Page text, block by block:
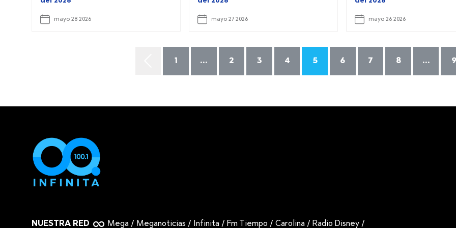
mayo 28 2026 mayo 27 2026 mayo 26 2026
1 ... 2 3 4 5 6 7 8 ... 9
NUESTRA RED Mega / Meganoticias / Infinita / Fm Tiempo /Carolina / Radio Disney /